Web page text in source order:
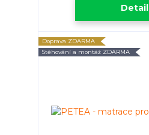
Detail
Doprava ZDARMA
Stěhování a montáž ZDARMA